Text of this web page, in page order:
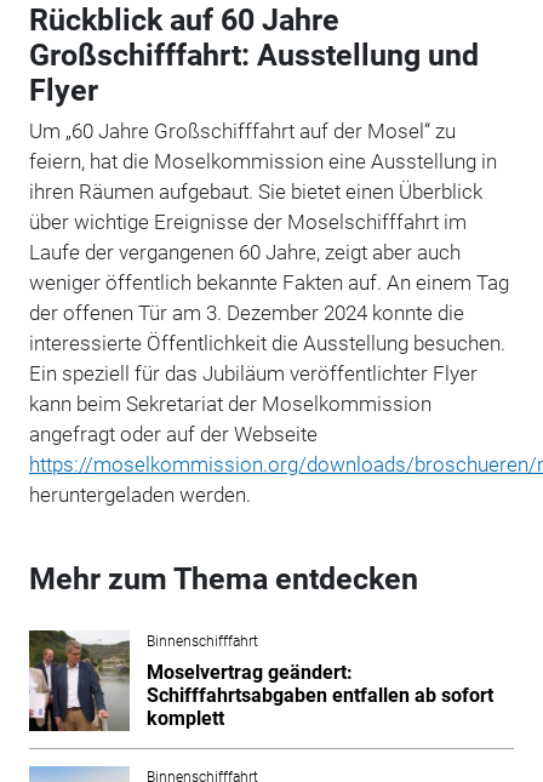
Rückblick auf 60 Jahre
Großschifffahrt: Ausstellung und
Flyer
Um „60 Jahre Großschifffahrt auf der Mosel“ zu
feiern, hat die Moselkommission eine Ausstellung in
ihren Räumen aufgebaut. Sie bietet einen Überblick
über wichtige Ereignisse der Moselschifffahrt im
Laufe der vergangenen 60 Jahre, zeigt aber auch
weniger öffentlich bekannte Fakten auf. An einem Tag
der offenen Tür am 3. Dezember 2024 konnte die
interessierte Öffentlichkeit die Ausstellung besuchen.
Ein speziell für das Jubiläum veröffentlichter Flyer
kann beim Sekretariat der Moselkommission
angefragt oder auf der Webseite
https://moselkommission.org/downloads/
heruntergeladen werden.
Mehr zum Thema entdecken
Binnenschifffahrt
Moselvertrag geändert:
Schifffahrtsabgaben entfallen ab sofort
komplett
Binnenschifffahrt